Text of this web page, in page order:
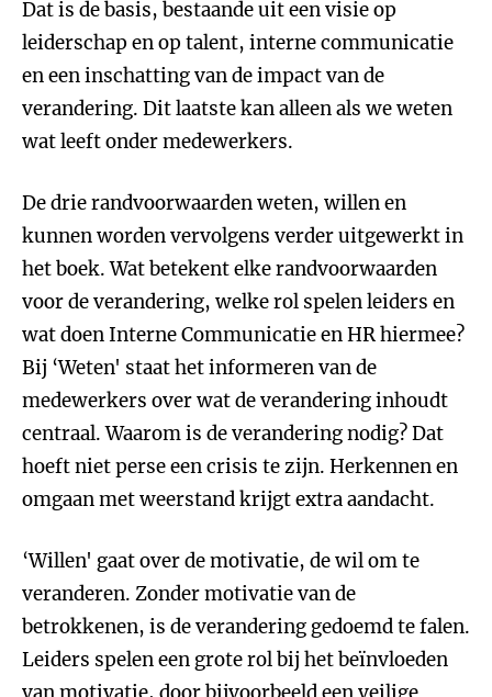
Dat is de basis, bestaande uit een visie op
leiderschap en op talent, interne communicatie
en een inschatting van de impact van de
verandering. Dit laatste kan alleen als we weten
wat leeft onder medewerkers.
De drie randvoorwaarden weten, willen en
kunnen worden vervolgens verder uitgewerkt in
het boek. Wat betekent elke randvoorwaarden
voor de verandering, welke rol spelen leiders en
wat doen Interne Communicatie en HR hiermee?
Bij ‘Weten' staat het informeren van de
medewerkers over wat de verandering inhoudt
centraal. Waarom is de verandering nodig? Dat
hoeft niet perse een crisis te zijn. Herkennen en
omgaan met weerstand krijgt extra aandacht.
‘Willen' gaat over de motivatie, de wil om te
veranderen. Zonder motivatie van de
betrokkenen, is de verandering gedoemd te falen.
Leiders spelen een grote rol bij het beïnvloeden